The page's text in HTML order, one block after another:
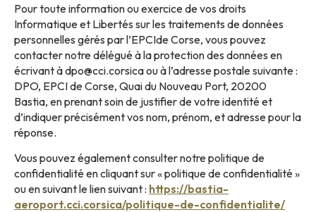
Pour toute information ou exercice de vos droits
Informatique et Libertés sur les traitements de données
personnelles gérés par l’EPCIde Corse, vous pouvez
contacter notre délégué à la protection des données en
écrivant à dpo@cci.corsica ou à l’adresse postale suivante :
DPO, EPCI de Corse, Quai du Nouveau Port, 20200
Bastia, en prenant soin de justifier de votre identité et
d’indiquer précisément vos nom, prénom, et adresse pour la
réponse.
Vous pouvez également consulter notre politique de
confidentialité en cliquant sur « politique de confidentialité »
ou en suivant le lien suivant : https://bastia-
aeroport.cci.corsica/politique-de-confidentialite/